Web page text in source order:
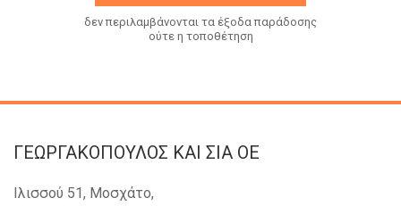
δεν περιλαμβάνονται τα έξοδα παράδοσης
ούτε η τοποθέτηση
ΓΕΩΡΓΑΚΟΠΟΥΛΟΣ KAI ΣΙΑ OE
Ιλισσού 51, Μοσχάτο,